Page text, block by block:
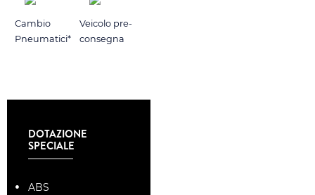
Cambio
Pneumatici*
Veicolo pre-
consegna
DOTAZIONE
SPECIALE
ABS